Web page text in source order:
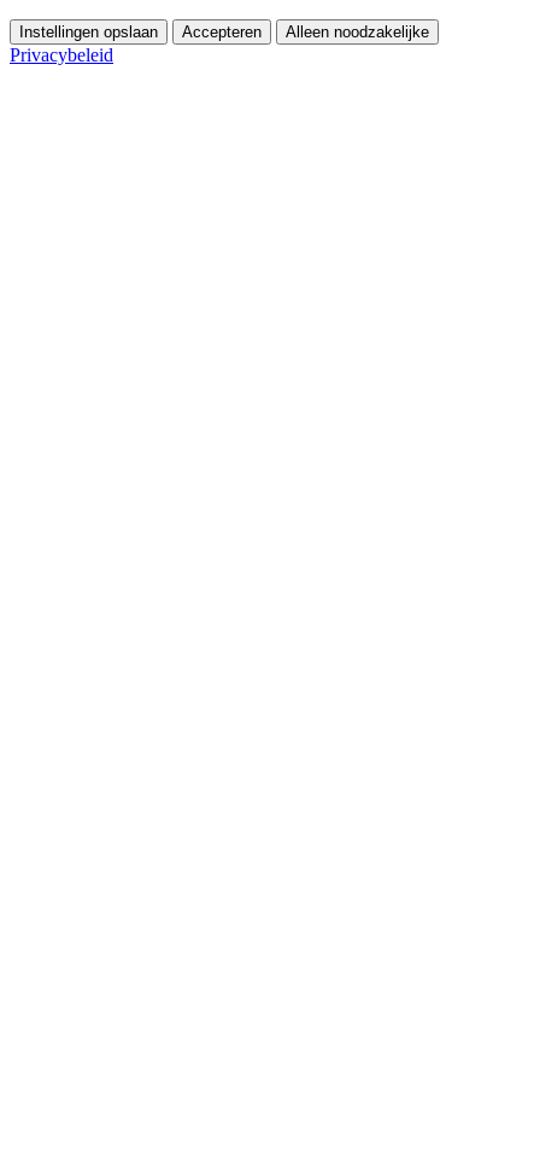
Instellingen opslaan Accepteren Alleen noodzakelijke
Privacybeleid